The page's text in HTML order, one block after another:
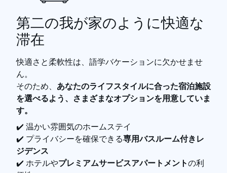
第二の我が家のように快適な
滞在
快適さと柔軟性は、語学バケーションに欠かせませ
ん。
そのため、 あなたのライフスタイルに合った宿泊施設
を選べるよう、さまざまなオプションを用意していま
す。
✔️ 温かい雰囲気のホームステイ
✔️ プライバシーを確保できる専用バスルーム付きレ
ジデンス
✔️ ホテルやプレミアムサービスアパートメントの利